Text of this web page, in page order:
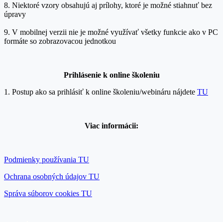
8. Niektoré vzory obsahujú aj prílohy, ktoré je možné stiahnuť bez
úpravy
9. V mobilnej verzii nie je možné využívať všetky funkcie ako v PC
formáte so zobrazovacou jednotkou
Prihlásenie k online školeniu
1. Postup ako sa prihlásiť k online školeniu/webináru nájdete TU
Viac informácii:
Podmienky používania TU
Ochrana osobných údajov TU
Správa súborov cookies TU